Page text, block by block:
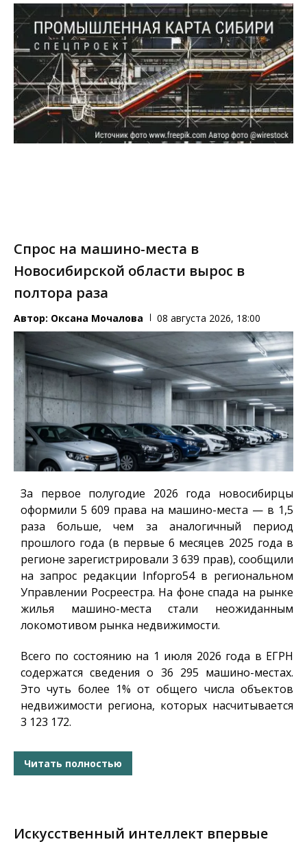
Спрос на машино-места в
Новосибирской области вырос в
полтора раза
Автор: Оксана Мочалова 08 августа 2026, 18:00
За первое полугодие 2026 года новосибирцы
оформили 5 609 права на машино-места — в 1,5
раза больше, чем за аналогичный период
прошлого года (в первые 6 месяцев 2025 года в
регионе зарегистрировали 3 639 прав), сообщили
на запрос редакции Infopro54в региональном
Управлении Росреестра. На фоне спада на рынке
жилья машино-места стали неожиданным
локомотивом рынка недвижимости.
Всего по состоянию на 1 июля 2026 года в ЕГРН
содержатся сведения о 36 295 машино-местах.
Это чуть более 1% от общего числа объектов
недвижимости региона, которых насчитывается
3 123 172.
Читать полностью
Искусственный интеллект впервые